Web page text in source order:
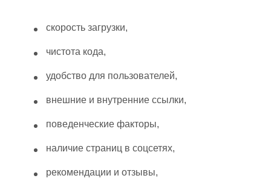
скорость загрузки,
чистота кода,
удобство для пользователей,
внешние и внутренние ссылки,
поведенческие факторы,
наличие страниц в соцсетях,
рекомендации и отзывы,